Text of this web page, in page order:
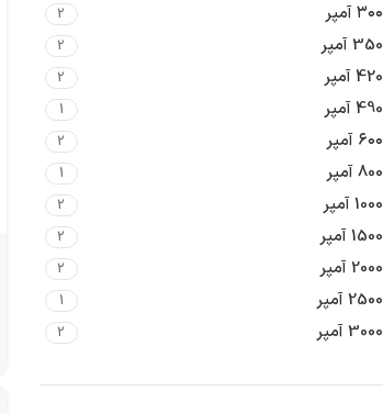
۳۰۰ آمپر 2
350 آمپر 2
420 آمپر 2
490 آمپر 1
۶۰۰ آمپر 2
800 آمپر 1
1000 آمپر 2
1500 آمپر 2
2000 آمپر 2
2500 آمپر 1
3000 آمپر 2